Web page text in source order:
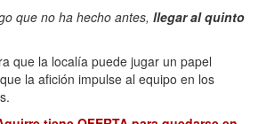
que no ha hecho antes, llegar al quinto
que la localía puede jugar un papel
la afición impulse al equipo en los